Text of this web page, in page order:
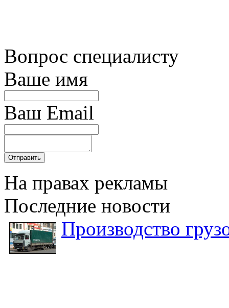
Вопрос специалисту
Ваше имя
Ваш Email
На правах рекламы
Последние новости
Производство